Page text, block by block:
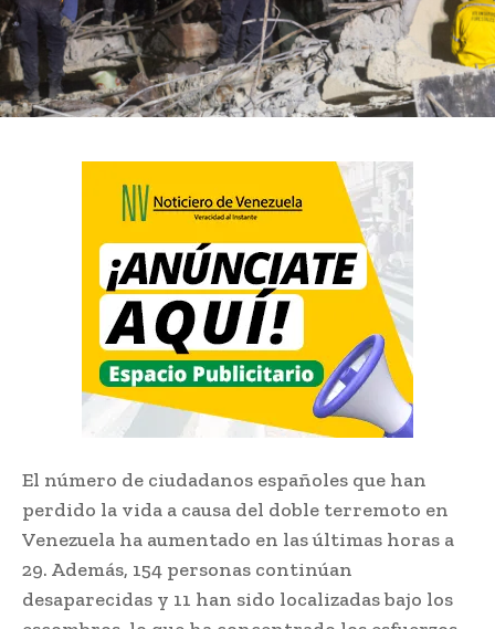
El número de ciudadanos españoles que han
perdido la vida a causa del doble terremoto en
Venezuela ha aumentado en las últimas horas a
29. Además, 154 personas continúan
desaparecidas y 11 han sido localizadas bajo los